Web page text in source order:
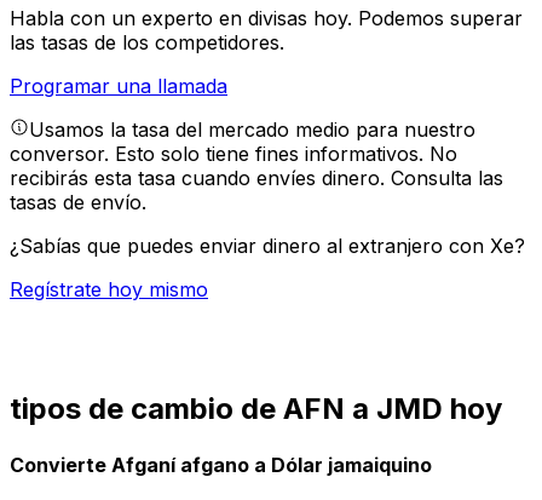
Habla con un experto en divisas hoy. Podemos superar
las tasas de los competidores.
Programar una llamada
Usamos la tasa del mercado medio para nuestro
conversor. Esto solo tiene fines informativos. No
recibirás esta tasa cuando envíes dinero. Consulta las
tasas de envío.
¿Sabías que puedes enviar dinero al extranjero con Xe?
Regístrate hoy mismo
tipos de cambio de AFN a JMD hoy
Convierte Afganí afgano a Dólar jamaiquino